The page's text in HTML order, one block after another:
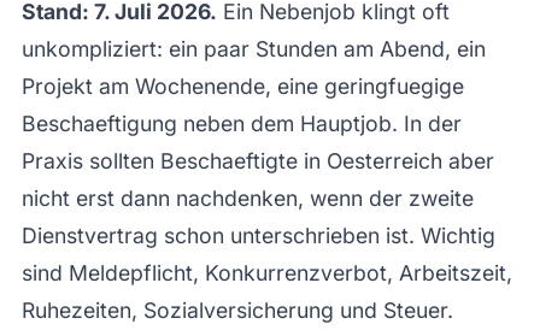
Stand: 7. Juli 2026. Ein Nebenjob klingt oft
unkompliziert: ein paar Stunden am Abend, ein
Projekt am Wochenende, eine geringfuegige
Beschaeftigung neben dem Hauptjob. In der
Praxis sollten Beschaeftigte in Oesterreich aber
nicht erst dann nachdenken, wenn der zweite
Dienstvertrag schon unterschrieben ist. Wichtig
sind Meldepflicht, Konkurrenzverbot, Arbeitszeit,
Ruhezeiten, Sozialversicherung und Steuer.